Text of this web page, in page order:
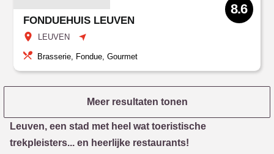
FONDUEHUIS LEUVEN
LEUVEN
8.6
Brasserie, Fondue, Gourmet
Meer resultaten tonen
Leuven, een stad met heel wat toeristische
trekpleisters... en heerlijke restaurants!